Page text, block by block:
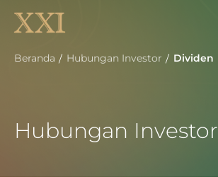
Beranda Hubungan Investor Dividen
Hubungan Investor